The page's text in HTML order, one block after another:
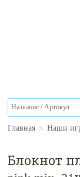
Главная > Наши
Блокнот